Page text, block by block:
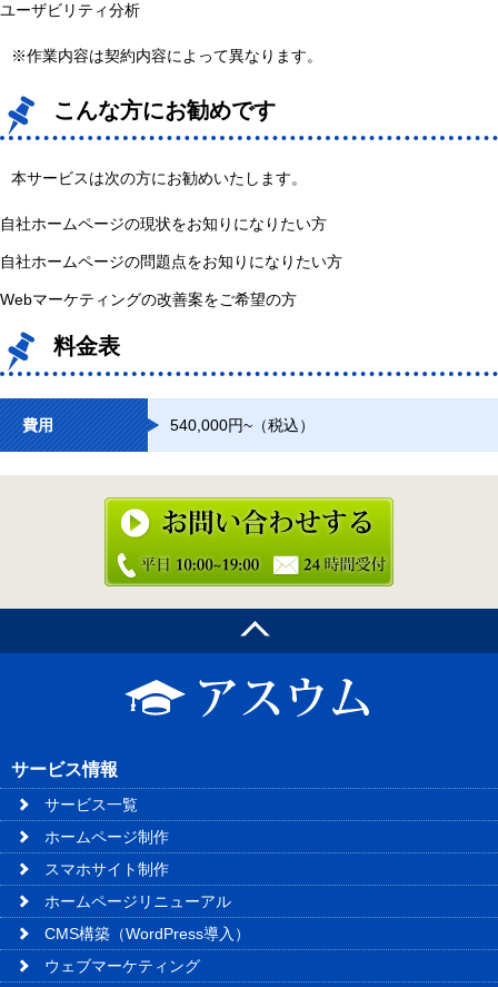
ユーザビリティ分析
※作業内容は契約内容によって異なります。
こんな方にお勧めです
本サービスは次の方にお勧めいたします。
自社ホームページの現状をお知りになりたい方
自社ホームページの問題点をお知りになりたい方
Webマーケティングの改善案をご希望の方
料金表
費用 540,000円~（税込）
サービス情報
サービス一覧
ホームページ制作
スマホサイト制作
ホームページリニューアル
CMS構築（WordPress導入）
ウェブマーケティング